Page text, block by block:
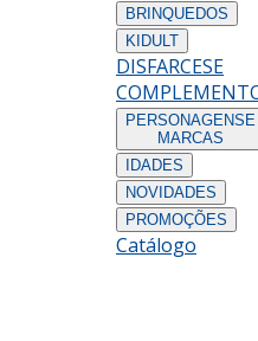
BRINQUEDOS
KIDULT
DISFARCESE
PERSONAGENS E
MARCAS
IDADES
NOVIDADES
PROMOÇÕES
Catálogo